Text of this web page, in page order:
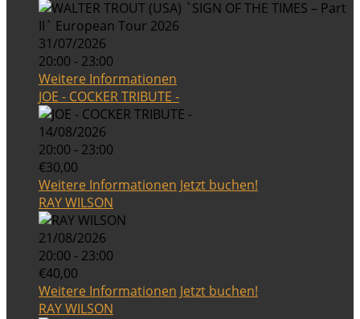
31/07/2026
20:00 - 23:00
Weitere Informationen
JOE - COCKER TRIBUTE -
14/08/2026
20:00 - 23:00
€30,00
Weitere Informationen Jetzt buchen!
RAY WILSON
21/08/2026
20:00 - 23:00
€40,00
Weitere Informationen Jetzt buchen!
RAY WILSON